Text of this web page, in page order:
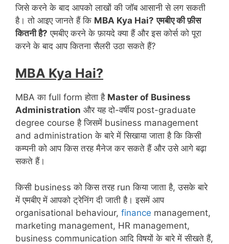
जिसे करने के बाद आपको लाखों की जॉब आसानी से लग सकती
है। तो आइए जानते हैं कि MBA Kya Hai? एमबीए की फ़ीस
कितनी है? एमबीए करने के फ़ायदे क्या हैं और इस कोर्स को पूरा
करने के बाद आप कितना सैलरी उठा सकते हैं?
MBA Kya Hai?
MBA का full form होता है Master of Business
Administration और यह दो-वर्षीय post-graduate
degree course है जिसमें business management
and administration के बारे में सिखाया जाता है कि किसी
कम्पनी को आप किस तरह मैनेज कर सकते हैं और उसे आगे बढ़ा
सकते हैं।
किसी business को किस तरह run किया जाता है, उसके बारे
में एमबीए में आपको ट्रेनिंग दी जाती है। इसमें आप
organisational behaviour, finance management,
marketing management, HR management,
business communication आदि विषयों के बारे में सीखते हैं,